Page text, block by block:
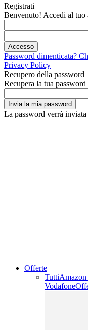
Registrati
Benvenuto! Accedi al tuo
Password dimenticata?
Privacy Policy
Recupero della password
Recupera la tua password
La password verrà
Offerte
Tutti
Vodafone